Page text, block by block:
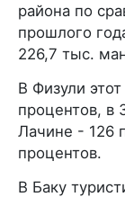
района по
прошлого
226,7 тыс.
В Физули
процентов, в
Лачине - 126
процентов.
В Баку